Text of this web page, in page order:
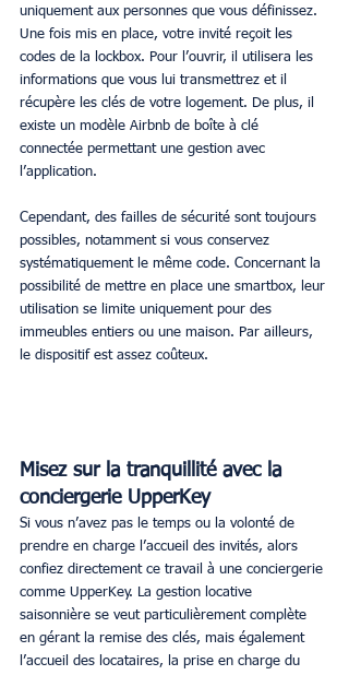
uniquement aux personnes que vous définissez.
Une fois mis en place, votre invité reçoit les
codes de la lockbox. Pour l’ouvrir, il utilisera les
informations que vous lui transmettrez et il
récupère les clés de votre logement. De plus, il
existe un modèle Airbnb de boîte à clé
connectée permettant une gestion avec
l’application.
Cependant, des failles de sécurité sont toujours
possibles, notamment si vous conservez
systématiquement le même code. Concernant la
possibilité de mettre en place une smartbox, leur
utilisation se limite uniquement pour des
immeubles entiers ou une maison. Par ailleurs,
le dispositif est assez coûteux.
Misez sur la tranquillité avec la
conciergerie UpperKey
Si vous n’avez pas le temps ou la volonté de
prendre en charge l’accueil des invités, alors
confiez directement ce travail à une conciergerie
comme UpperKey. La gestion locative
saisonnière se veut particulièrement complète
en gérant la remise des clés, mais également
l’accueil des locataires, la prise en charge du